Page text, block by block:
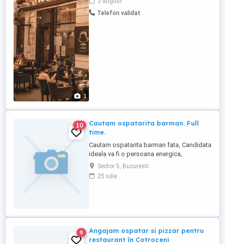
1
includ preluarea și servirea comenzilor
clienților cu amabilitate și promptitudine,
Telefon validat
10
Cautam ospatarita barman. Full
time.
Cautam ospatarita barman fata, Candidata
ideala va fi o persoana energica,
responsabila si orientata catre clienti.
Responsabilitati: * Servirea clientilor cu
promptitudine si amabilitate. * Pregatirea
Sector 5, Bucuresti
25 iulie
9
Angajam ospatar si pizzar pentru
restaurant în Cotroceni